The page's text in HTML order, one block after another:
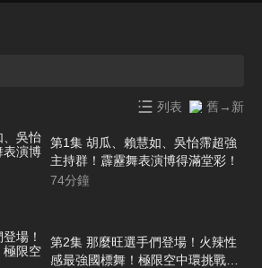
列表 舊→新
第1集 胡瓜、賴慧如、吳怡霈超強
主持群！霹靂舞表演博得滿堂彩！
74分鐘
第2集 那麼旺選手們登場！火辣性
感最強國標舞！極限空中環挑戰自